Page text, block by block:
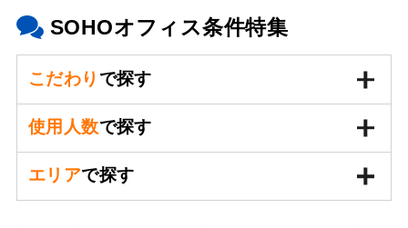
SOHOオフィス条件特集
こだわり で探す
使用人数で探す
エリアで探す